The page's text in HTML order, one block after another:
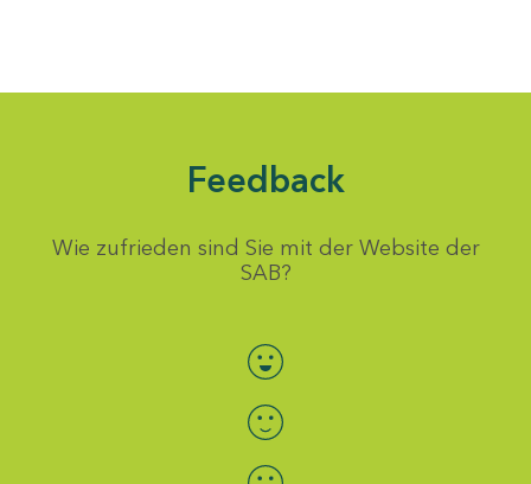
Feedback
Wie zufrieden sind Sie mit der Website der
SAB?
Bewertung auswählen